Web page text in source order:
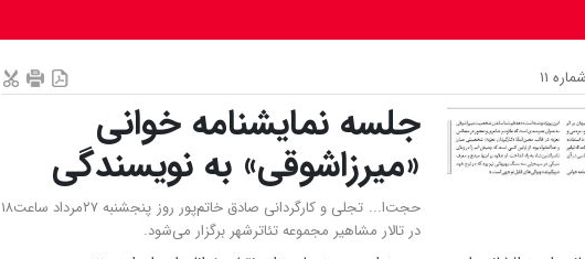
۱۱
جلسه نمایشنامه خوانی
«میرزا‌شوقی» به نویسندگی
حجت‌ا... تجلی و کارگردانی صادق خاتم‌پور روز پنجشنبه ۲۷مرداد ساعت۱۸
در تالار مشاهیر مجموعه تئاترشهر برگزار می‌شود.